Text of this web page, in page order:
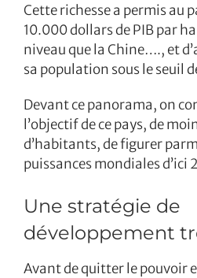
Cette richesse a permis au
10.000 dollars de PIB par
niveau que la Chine…., et
sa population sous le seuil
Devant ce panorama, on
l’objectif de ce pays, de
d’habitants, de figurer
puissances mondiales d’ici
Une stratégie de
développement
Avant de quitter le pouvoir